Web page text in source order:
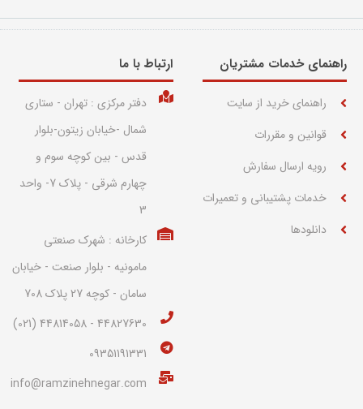
راهنمای خدمات مشتریان
راهنمای خرید از سایت
قوانین و مقررات
رویه ارسال سفارش
خدمات پشتیبانی و تعمیرات
دانلودها
ارتباط با ما​
دفتر مرکزی : تهران - ستاری
شمال -خیابان زیتون-بلوار
قدس - بین کوچه سوم و
چهارم شرقی - پلاک 7- واحد
3
کارخانه : شهرک صنعتی
مامونیه - بلوار صنعت - خیابان
سامان - کوچه 27 پلاک 708
44827630 - 44814058 (021)
09351191331
info@ramzinehnegar.com